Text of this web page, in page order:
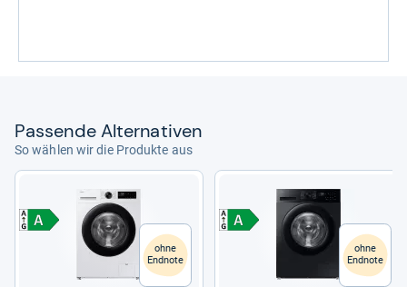
Pas­sende Alter­na­ti­ven
So wählen wir die Produkte aus
ohne
Endnote
ohne
Endnote